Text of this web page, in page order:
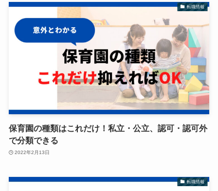
転職情報
保育園の種類はこれだけ！私立・公立、認可・認可外
で分類できる
2022年2月13日
転職情報